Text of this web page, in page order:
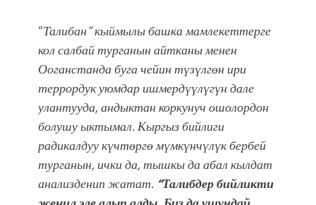
“Талибан” кыймылы башка мамлекеттерге
кол салбай турганын айтканы менен
Ооганстанда буга чейин түзүлгөн ири
террордук уюмдар ишмердүүлүгүн дале
улантууда, андыктан коркунуч ошолордон
болушу ыктымал. Кыргыз бийлиги
радикалдуу күчтөргө мүмкүнчүлүк бербей
турганын, ички да, тышкы да абал кылдат
анализденип жатат. “Талибдер бийликти